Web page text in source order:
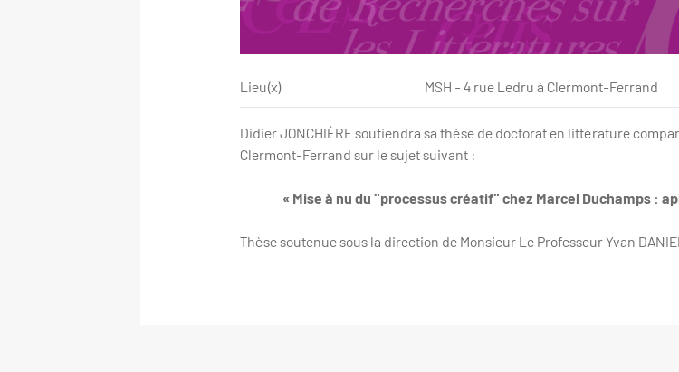
Lieu(x) MSH - 4 rue Ledru à Clermont-Ferrand
Didier JONCHIÈRE soutiendra sa thèse de doctorat en littérature
Clermont-Ferrand sur le sujet suivant :
« Mise à nu du "processus créatif" chez Marcel Duchamps :
Thèse soutenue sous la direction de Monsieur Le Professeur Yvan